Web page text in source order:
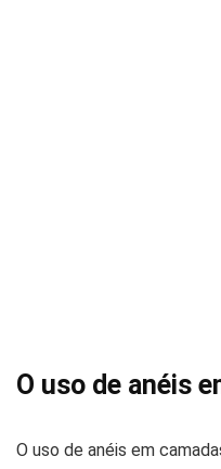
O uso de anéis
O uso de anéis em